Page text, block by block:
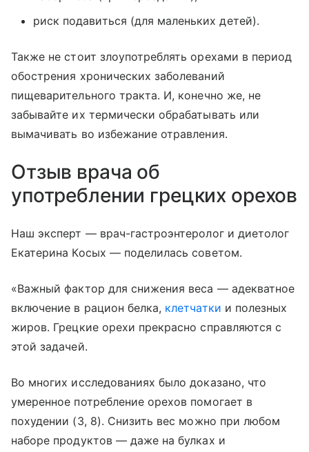
риск подавиться (для маленьких детей).
Также не стоит злоупотреблять орехами в период
обострения хронических заболеваний
пищеварительного тракта. И, конечно же, не
забывайте их термически обрабатывать или
вымачивать во избежание отравления.
Отзыв врача об
употреблении грецких орехов
Наш эксперт — врач-гастроэнтеролог и диетолог
Екатерина Косых — поделилась советом.
«Важный фактор для снижения веса — адекватное
включение в рацион белка, клетчатки и полезных
жиров. Грецкие орехи прекрасно справляются с
этой задачей.
Во многих исследованиях было доказано, что
умеренное потребление орехов помогает в
похудении (3, 8). Снизить вес можно при любом
наборе продуктов — даже на булках и